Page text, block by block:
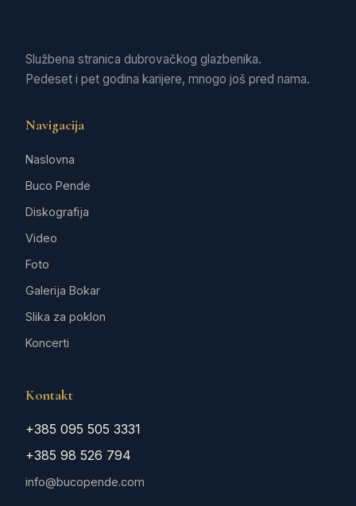
Službena stranica dubrovačkog glazbenika.
Pedeset i pet godina karijere, mnogo još pred nama.
Navigacija
Naslovna
Buco Pende
Diskografija
Video
Foto
Galerija Bokar
Slika za poklon
Koncerti
Kontakt
+385 095 505 3331
+385 98 526 794
info@bucopende.com